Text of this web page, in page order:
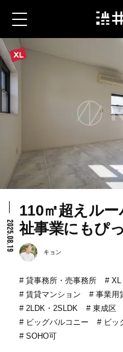
お気に入り物件
渋井不動産のメン
会社情報
2025.08.19
110㎡超えル
祉事業にもぴ
キョン
貸事務所・売事務所 XL
賃貸マンション
事業用
2LDK・2SLDK
東成区
ビッグバルコニー
ビッ
SOHO可